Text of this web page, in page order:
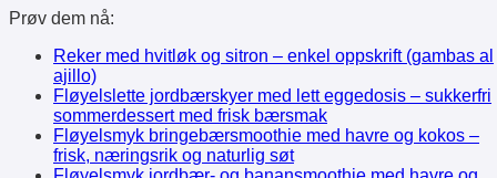
Prøv dem nå:
Reker med hvitløk og sitron – enkel oppskrift (gambas al
ajillo)
Fløyelslette jordbærskyer med lett eggedosis – sukkerfri
sommerdessert med frisk bærsmak
Fløyelsmyk bringebærsmoothie med havre og kokos –
frisk, næringsrik og naturlig søt